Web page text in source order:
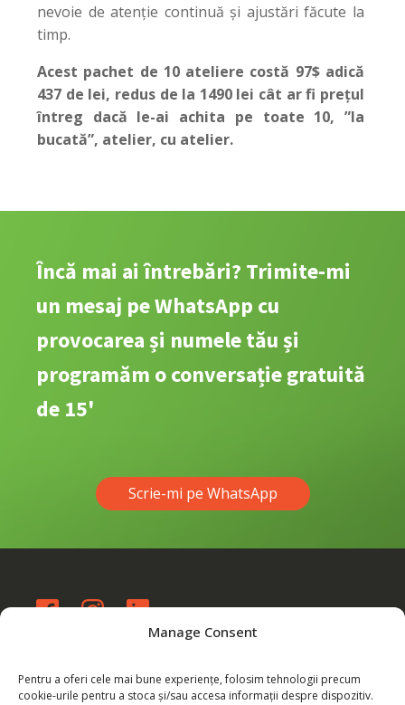
Manage Consent
Pentru a oferi cele mai bune experiențe, folosim tehnologii precum
cookie-urile pentru a stoca și/sau accesa informații despre dispozitiv.
nevoie de atenție continuă și ajustări făcute la
timp.
Acest pachet de 10 ateliere costă 97$ adică
437 de lei, redus de la 1490 lei cât ar fi prețul
întreg dacă le-ai achita pe toate 10, ”la
bucată”, atelier, cu atelier.
Încă mai ai întrebări? Trimite-mi
un mesaj pe WhatsApp cu
provocarea și numele tău și
programăm o conversație gratuită
de 15'
Scrie-mi pe WhatsApp
eu@byarmina.com
WhatsApp: 0760 137 488